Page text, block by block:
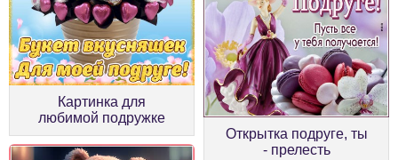
Картинка для
любимой подружке
Открытка подруге, ты
- прелесть